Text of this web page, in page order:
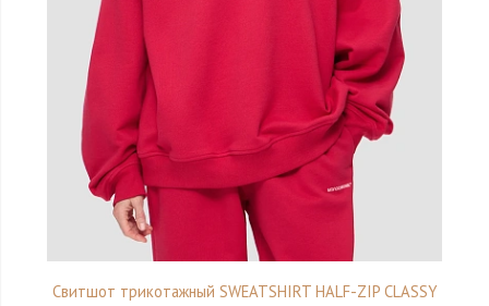
Свитшот трикотажный SWEATSHIRT HALF-ZIP CLASSY